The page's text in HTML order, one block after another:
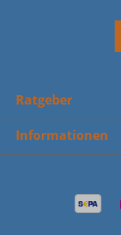
Ratgeber
Informationen